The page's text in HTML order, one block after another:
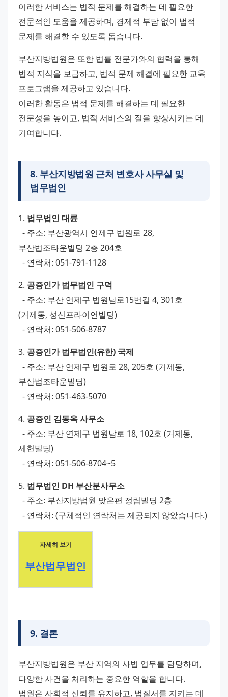
이러한 서비스는 법적 문제를 해결하는 데 필요한
전문적인 도움을 제공하며, 경제적 부담 없이 법적
문제를 해결할 수 있도록 돕습니다.
부산지방법원은 또한 법률 전문가와의 협력을 통해
법적 지식을 보급하고, 법적 문제 해결에 필요한 교육
프로그램을 제공하고 있습니다.
이러한 활동은 법적 문제를 해결하는 데 필요한
전문성을 높이고, 법적 서비스의 질을 향상시키는 데
기여합니다.
8. 부산지방법원 근처 변호사 사무실 및
법무법인
1. 법무법인 대륜
부산법조타운빌딩 2층 204호
  - 연락처: 051-791-1128
2. 공증인가 법무법인 구덕
(거제동, 성신프라이언빌딩)
  - 연락처: 051-506-8787
3. 공증인가 법무법인(유한) 국제
부산법조타운빌딩)
  - 연락처: 051-463-5070
4. 공증인 김동옥 사무소
세헌빌딩)
  - 연락처: 051-506-8704~5
5. 법무법인 DH 부산분사무소
  - 주소: 부산지방법원 맞은편 정림빌딩 2층
  - 연락처: (구체적인 연락처는 제공되지 않았습니다.)
자세히 보기
부산법무법인
9. 결론
부산지방법원은 부산 지역의 사법 업무를 담당하며,
다양한 사건을 처리하는 중요한 역할을 합니다.
법원은 사회적 신뢰를 유지하고, 법질서를 지키는 데